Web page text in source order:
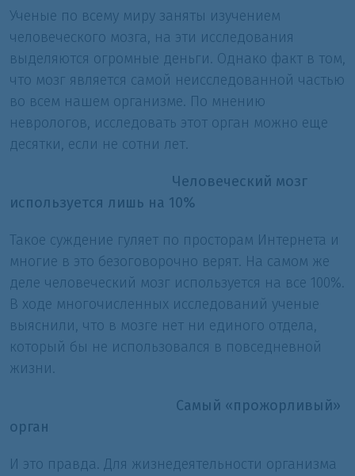
Ученые по всему миру заняты изучением
человеческого мозга, на эти исследования
выделяются огромные деньги. Однако факт в том,
что мозг является самой неисследованной частью
во всем нашем организме. По мнению
неврологов, исследовать этот орган можно еще
десятки, если не сотни лет.
Человеческий мозг
используется лишь на 10%
Такое суждение гуляет по просторам Интернета и
многие в это безоговорочно верят. На самом же
деле человеческий мозг используется на все 100%.
В ходе многочисленных исследований ученые
выяснили, что в мозге нет ни единого отдела,
который бы не использовался в повседневной
жизни.
Самый «прожорливый»
орган
И это правда. Для жизнедеятельности организма